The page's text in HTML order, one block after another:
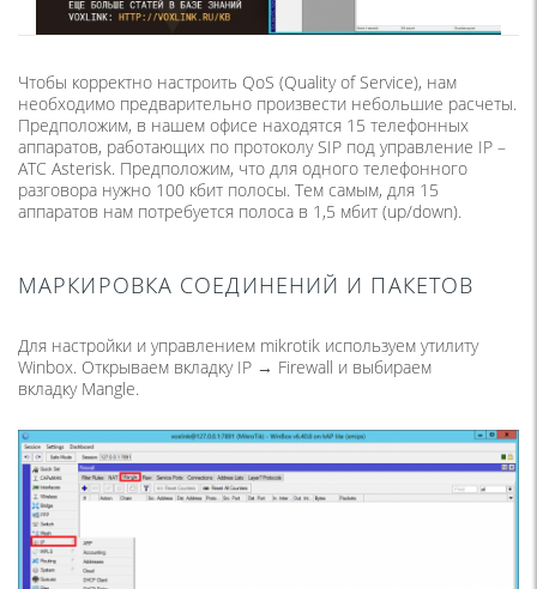
Чтобы корректно настроить QoS (Quality of Service), нам
необходимо предварительно произвести небольшие расчеты.
Предположим, в нашем офисе находятся 15 телефонных
аппаратов, работающих по протоколу SIP под управление IP –
АТС Asterisk. Предположим, что для одного телефонного
разговора нужно 100 кбит полосы. Тем самым, для 15
аппаратов нам потребуется полоса в 1,5 мбит (up/down).
МАРКИРОВКА СОЕДИНЕНИЙ И ПАКЕТОВ
Для настройки и управлением mikrotik используем утилиту
Winbox. Открываем вкладку IP → Firewall и выбираем
вкладку Mangle.